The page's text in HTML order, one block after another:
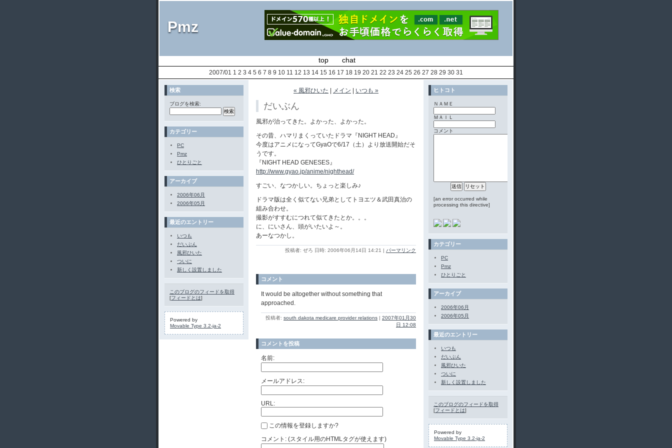
Pmz
top chat
2007/01 1 2 3 4 5 6 7 8 9 10 11 12 13 14 15 16 17 18 19 20 21 22 23 24 25 26 27 28 29 30 31
検索
ブログを検索:
カテゴリー
PC
Pmz
ひとりごと
アーカイブ
2006年06月
2006年05月
最近のエントリー
いつも
だいぶん
風邪ひいた
ついに
新しく設置しました
このブログのフィードを取得
[フィードとは]
Powered by
Movable Type 3.2-ja-2
« 風邪ひいた メイン いつも »
だいぶん
風邪が治ってきた。よかった、よかった。
その昔、ハマリまくっていたドラマ『NIGHT HEAD』
今度はアニメになってGyaOで6/17（土）より放送開始だそ
うです。
『NIGHT HEAD GENESES』
http://www.gyao.jp/anime/nighthead/
すごい、なつかしい。ちょっと楽しみ♪
ドラマ版は全く似てない兄弟としてトヨエツ＆武田真治の
組み合わせ。
撮影がすすむにつれて似てきたとか。。。
に、にいさん、頭がいたいよ～。
あーなつかし。
投稿者: ぜろ 日時: 2006年06月14日 14:21 | パーマリンク
コメント
It would be altogether without something that
approached.
投稿者: south dakota medicare provider relations | 2007年01月30
日 12:08
コメントを投稿
名前:
メールアドレス:
URL:
この情報を登録しますか?
コメント: (スタイル用のHTMLタグが使えます)
ヒトコト
ＮＡＭＥ
ＭＡＩＬ
コメント
[an error occurred while
processing this directive]
カテゴリー
PC
Pmz
ひとりごと
アーカイブ
2006年06月
2006年05月
最近のエントリー
いつも
だいぶん
風邪ひいた
ついに
新しく設置しました
このブログのフィードを取得
[フィードとは]
Powered by
Movable Type 3.2-ja-2